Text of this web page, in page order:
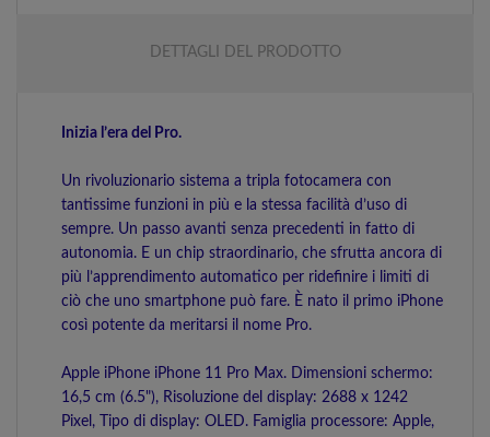
DETTAGLI DEL PRODOTTO
Inizia l’era del Pro.
Un rivoluzionario sistema a tripla fotocamera con
tantissime funzioni in più e la stessa facilità d’uso di
sempre. Un passo avanti senza precedenti in fatto di
autonomia. E un chip straordinario, che sfrutta ancora di
più l’apprendimento automatico per ridefinire i limiti di
ciò che uno smart­phone può fare. È nato il primo iPhone
così potente da meritarsi il nome Pro.
Apple iPhone iPhone 11 Pro Max. Dimensioni schermo:
16,5 cm (6.5"), Risoluzione del display: 2688 x 1242
Pixel, Tipo di display: OLED. Famiglia processore: Apple,